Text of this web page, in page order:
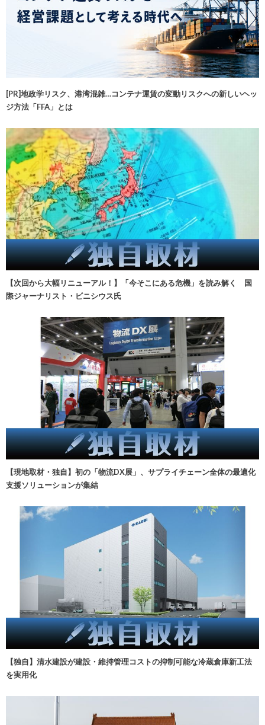
[PR]地政学リスク、港湾混雑…コンテナ運賃の変動リスクへの新しいヘッ
ジ方法「FFA」とは
【次回から大幅リニューアル！】「今そこにある危機」を読み解く 国
際ジャーナリスト・ビニシウス氏
【現地取材・独自】初の「物流DX展」、サプライチェーン全体の最適化
支援ソリューションが集結
【独自】清水建設が建設・維持管理コストの抑制可能な冷蔵倉庫新工法
を実用化